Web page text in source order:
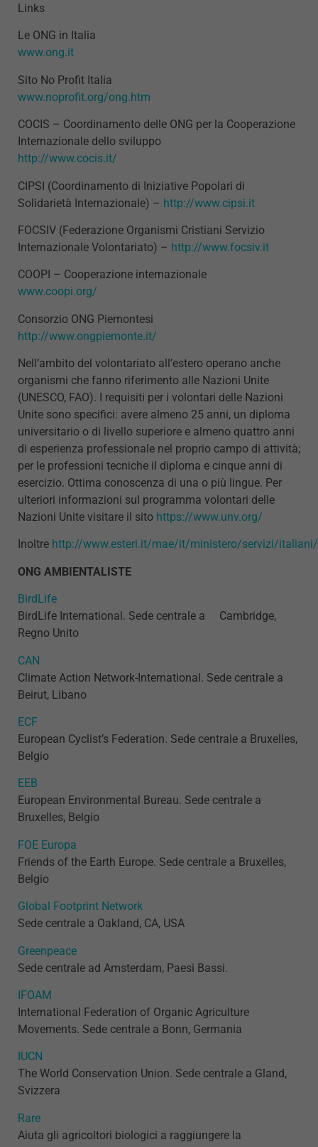
Links
Le ONG in Italia
www.ong.it
Sito No Profit Italia
www.noprofit.org/ong.htm
COCIS – Coordinamento delle ONG per la Cooperazione
Internazionale dello sviluppo
http://www.cocis.it/
CIPSI (Coordinamento di Iniziative Popolari di
Solidarietà Internazionale) – http://www.cipsi.it
FOCSIV (Federazione Organismi Cristiani Servizio
Internazionale Volontariato) – http://www.focsiv.it
COOPI – Cooperazione internazionale
www.coopi.org/
Consorzio ONG Piemontesi
http://www.ongpiemonte.it/
Nell’ambito del volontariato all’estero operano anche
organismi che fanno riferimento alle Nazioni Unite
(UNESCO, FAO). I requisiti per i volontari delle Nazioni
Unite sono specifici: avere almeno 25 anni, un diploma
universitario o di livello superiore e almeno quattro anni
di esperienza professionale nel proprio campo di attività;
per le professioni tecniche il diploma e cinque anni di
esercizio. Ottima conoscenza di una o più lingue. Per
ulteriori informazioni sul programma volontari delle
Nazioni Unite visitare il sito https://www.unv.org/
Inoltre http://www.esteri.it/mae/it/ministero/servizi/
ONG AMBIENTALISTE
BirdLife
BirdLife International. Sede centrale a Cambridge,
Regno Unito
CAN
Climate Action Network-International. Sede centrale a
Beirut, Libano
ECF
European Cyclist’s Federation. Sede centrale a Bruxelles,
Belgio
EEB
European Environmental Bureau. Sede centrale a
Bruxelles, Belgio
FOE Europa
Friends of the Earth Europe. Sede centrale a Bruxelles,
Belgio
Global Footprint Network
Sede centrale a Oakland, CA, USA
Greenpeace
Sede centrale ad Amsterdam, Paesi Bassi.
IFOAM
International Federation of Organic Agriculture
Movements. Sede centrale a Bonn, Germania
IUCN
The World Conservation Union. Sede centrale a Gland,
Svizzera
Rare
Aiuta gli agricoltori biologici a raggiungere la